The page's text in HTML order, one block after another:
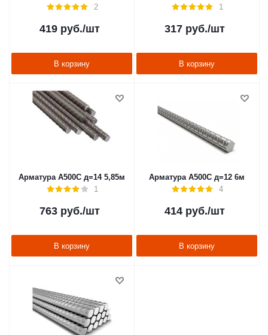
2
419 руб./шт
В корзину
1
317 руб./шт
В корзину
Арматура А500С д=14 5,85м
1
763 руб./шт
В корзину
Арматура А500С д=12 6м
4
414 руб./шт
В корзину